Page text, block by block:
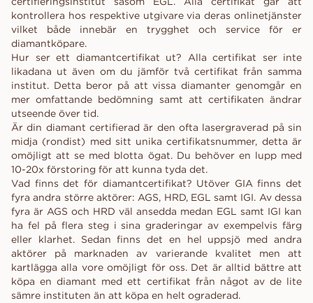
kontrollera hos respektive utgivare via deras onlinetjänster
vilket både innebär en trygghet och service för er
diamantköpare.
Hur ser ett diamantcertifikat ut? Alla certifikat ser inte
likadana ut även om du jämför två certifikat från samma
institut. Detta beror på att vissa diamanter genomgår en
mer omfattande bedömning samt att certifikaten ändrar
utseende över tid.
Är din diamant certifierad är den ofta lasergraverad på sin
midja (rondist) med sitt unika certifikatsnummer, detta är
omöjligt att se med blotta ögat. Du behöver en lupp med
10-20x förstoring för att kunna tyda det.
Vad finns det för diamantcertifikat? Utöver GIA finns det
fyra andra större aktörer: AGS, HRD, EGL samt IGI. Av dessa
fyra är AGS och HRD väl ansedda medan EGL samt IGI kan
ha fel på flera steg i sina graderingar av exempelvis färg
eller klarhet. Sedan finns det en hel uppsjö med andra
aktörer på marknaden av varierande kvalitet men att
kartlägga alla vore omöjligt för oss. Det är alltid bättre att
köpa en diamant med ett certifikat från något av de lite
sämre instituten än att köpa en helt ograderad.